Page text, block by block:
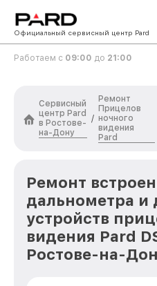
Официальный сервисный центр Pard
Работаем с 09:00 до 21:00
Сервисный
центр Pard
в Ростове-
на-Дону
/
Ремонт
Прицелов
ночного
видения
Pard
Ремонт
дальнометра и
устройств
видения Pard
Ростове-на-